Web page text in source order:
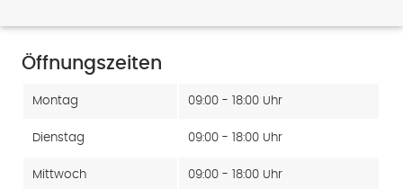
Öffnungszeiten
Montag 09:00 - 18:00 Uhr
Dienstag 09:00 - 18:00 Uhr
Mittwoch 09:00 - 18:00 Uhr